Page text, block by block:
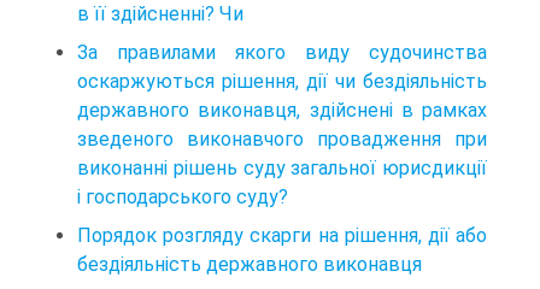
в її здійсненні? Чи
За правилами якого виду судочинства
оскаржуються рішення, дії чи бездіяльність
державного виконавця, здійснені в рамках
зведеного виконавчого провадження при
виконанні рішень суду загальної юрисдикції
і господарського суду?
Порядок розгляду скарги на рішення, дії або
бездіяльність державного виконавця